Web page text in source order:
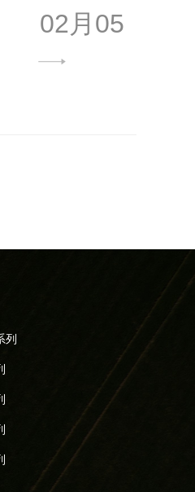
02月05
列